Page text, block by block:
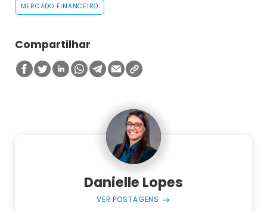
MERCADO FINANCEIRO
Compartilhar
Danielle Lopes
VER POSTAGENS